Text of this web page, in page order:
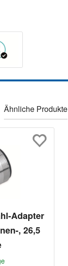
Ähnliche Produkte
Adapter
, 26,5